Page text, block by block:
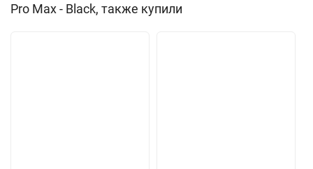
Pro Max - Black, также купили